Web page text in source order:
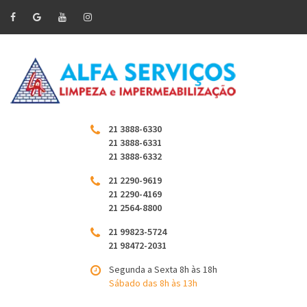
21 3888-6330
21 3888-6331
21 3888-6332
21 2290-9619
21 2290-4169
21 2564-8800
21 99823-5724
21 98472-2031
Segunda a Sexta 8h às 18h
Sábado das 8h às 13h